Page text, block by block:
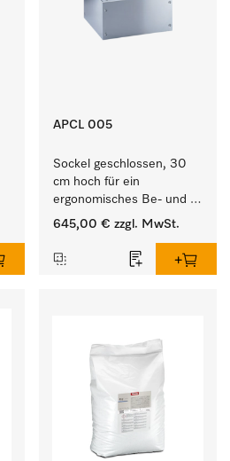
APCL 005
Sockel geschlossen, 30
cm hoch für ein
ergonomisches Be- und
Entladen von
Trockner.
645,00 € zzgl. MwSt.